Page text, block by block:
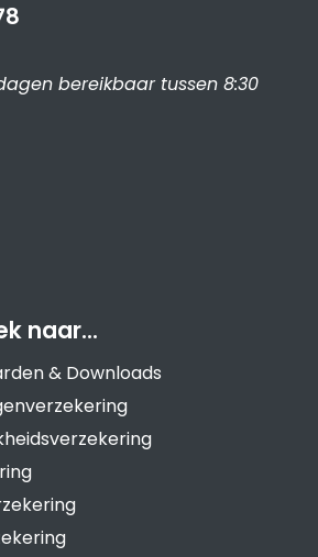
bereikbaar tussen 8:30
naar…
& Downloads